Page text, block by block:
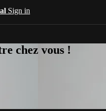
Sign in
chez vous !